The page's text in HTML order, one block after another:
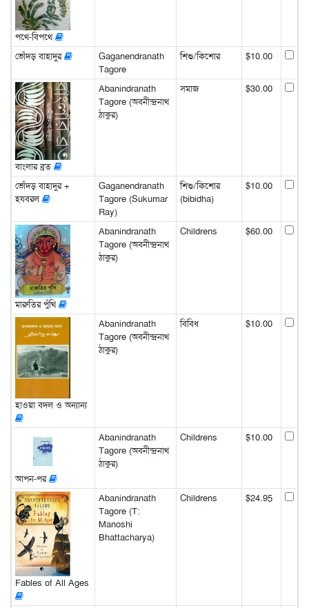
পথে-বিপথে
ভোঁদড় বাহাদুর
Gaganendranath
Tagore
শিশু/কিশোর $10.00
বাংলার ব্রত
Abanindranath
Tagore (অবনীন্দ্রনাথ
ঠাকুর)
সমাজ $30.00
ভোঁদড় বাহাদুর +
হযবরল
Gaganendranath
Tagore (Sukumar
Ray)
শিশু/কিশোর
(bibidha)
$10.00
মারুতির পুঁথি
Abanindranath
Tagore (অবনীন্দ্রনাথ
ঠাকুর)
Childrens $60.00
হাওয়া বদল ও অন্যান্য
Abanindranath
Tagore (অবনীন্দ্রনাথ
ঠাকুর)
বিবিধ $10.00
আপন-পর
Abanindranath
Tagore (অবনীন্দ্রনাথ
ঠাকুর)
Childrens $10.00
Fables of All Ages
Abanindranath
Tagore (T:
Manoshi
Bhattacharya)
Childrens $24.95